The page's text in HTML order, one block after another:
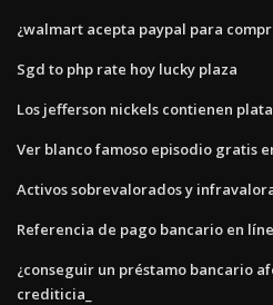
¿walmart acepta paypal para
Sgd to php rate hoy lucky plaza
Los jefferson nickels contienen plata
Ver blanco famoso episodio gratis
Activos sobrevalorados y
Referencia de pago bancario en
¿conseguir un préstamo bancario
crediticia_